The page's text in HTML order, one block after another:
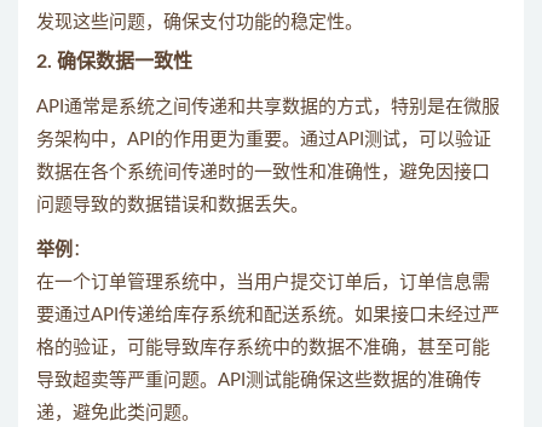
发现这些问题，确保支付功能的稳定性。
2. 确保数据一致性
API通常是系统之间传递和共享数据的方式，特别是在微服
务架构中，API的作用更为重要。通过API测试，可以验证
数据在各个系统间传递时的一致性和准确性，避免因接口
问题导致的数据错误和数据丢失。
举例 ：
在一个订单管理系统中，当用户提交订单后，订单信息需
要通过API传递给库存系统和配送系统。如果接口未经过严
格的验证，可能导致库存系统中的数据不准确，甚至可能
导致超卖等严重问题。API测试能确保这些数据的准确传
递，避免此类问题。